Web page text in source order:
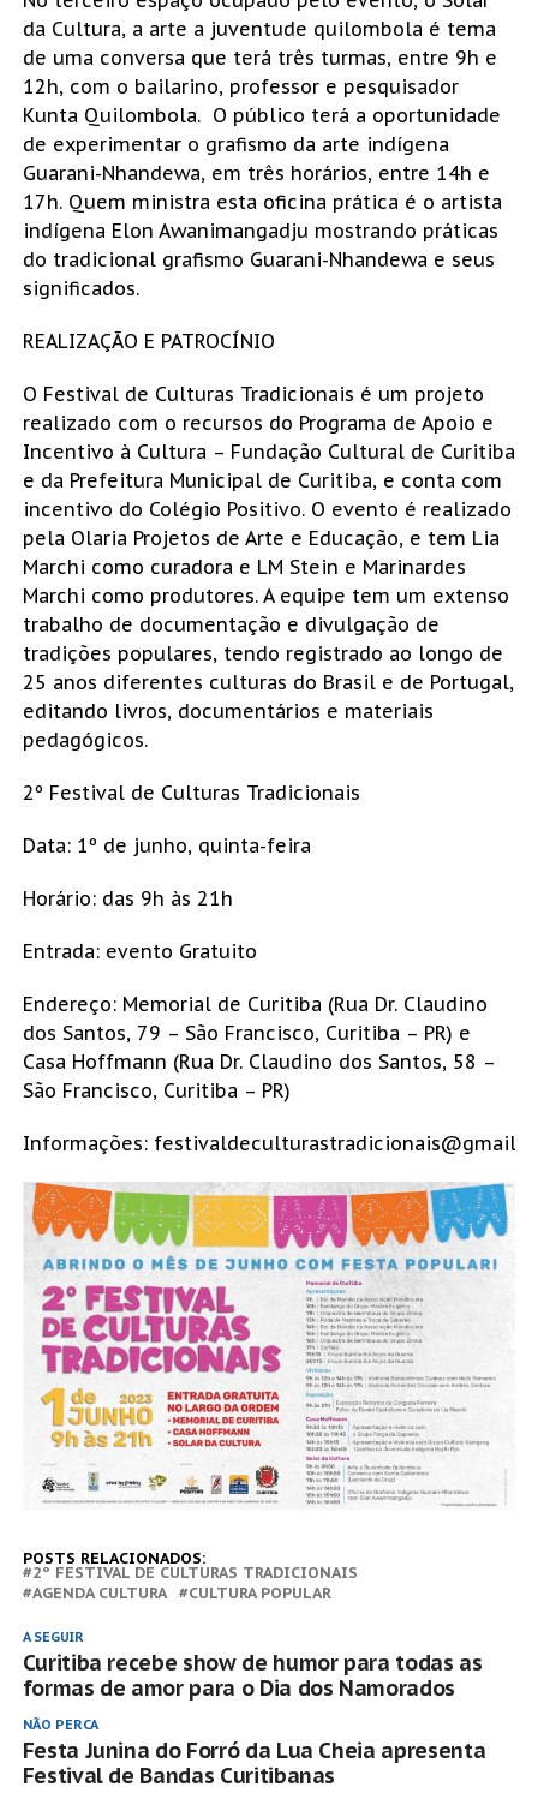
da Cultura, a arte a juventude quilombola é tema
de uma conversa que terá três turmas, entre 9h e
12h, com o bailarino, professor e pesquisador
Kunta Quilombola. O público terá a oportunidade
de experimentar o grafismo da arte indígena
Guarani-Nhandewa, em três horários, entre 14h e
17h. Quem ministra esta oficina prática é o artista
indígena Elon Awanimangadju mostrando práticas
do tradicional grafismo Guarani-Nhandewa e seus
significados.
REALIZAÇÃO E PATROCÍNIO
O Festival de Culturas Tradicionais é um projeto
realizado com o recursos do Programa de Apoio e
Incentivo à Cultura – Fundação Cultural de Curitiba
e da Prefeitura Municipal de Curitiba, e conta com
incentivo do Colégio Positivo. O evento é realizado
pela Olaria Projetos de Arte e Educação, e tem Lia
Marchi como curadora e LM Stein e Marinardes
Marchi como produtores. A equipe tem um extenso
trabalho de documentação e divulgação de
tradições populares, tendo registrado ao longo de
25 anos diferentes culturas do Brasil e de Portugal,
editando livros, documentários e materiais
pedagógicos.
2º Festival de Culturas Tradicionais
Data: 1º de junho, quinta-feira
Horário: das 9h às 21h
Entrada: evento Gratuito
Endereço: Memorial de Curitiba (Rua Dr. Claudino
dos Santos, 79 – São Francisco, Curitiba – PR) e
Casa Hoffmann (Rua Dr. Claudino dos Santos, 58 –
São Francisco, Curitiba – PR)
Informações:
POSTS RELACIONADOS:
2º FESTIVAL DE CULTURAS TRADICIONAIS
AGENDA CULTURA
CULTURA POPULAR
A SEGUIR
Curitiba recebe show de humor para todas as
formas de amor para o Dia dos Namorados
NÃO PERCA
Festa Junina do Forró da Lua Cheia apresenta
Festival de Bandas Curitibanas